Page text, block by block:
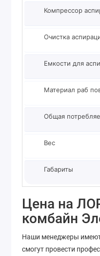
Компрессор
Очистка
Емкости для
Материал раб
Общая
Вес
Габариты
Цена на
комбайн
Наши менеджеры
смогут провести